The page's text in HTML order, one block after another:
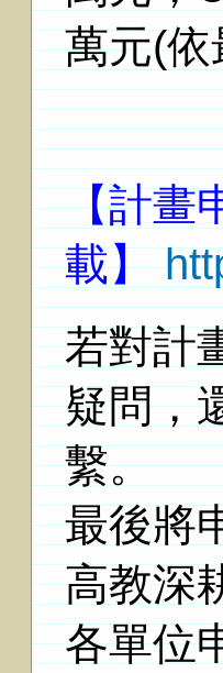
萬元(依
【計畫
載】
若對計
疑問，
繫。
最後將
高教深
各單位